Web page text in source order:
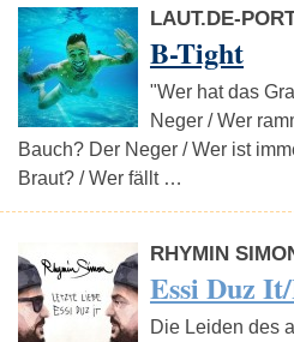
LAUT.DE-
B-Tight
"Wer hat das
Neger / Wer
Bauch? Der Neger / Wer ist
Braut? / Wer fällt …
RHYMIN
Essi Duz
Die Leiden des